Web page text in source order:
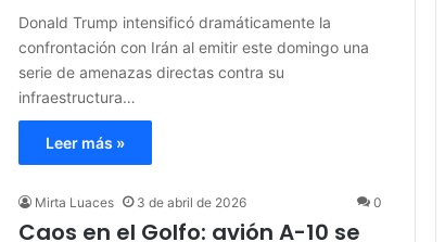
Donald Trump intensificó dramáticamente la
confrontación con Irán al emitir este domingo una
serie de amenazas directas contra su
infraestructura…
Leer más »
Mirta Luaces 3 de abril de 2026 0
Caos en el Golfo: avión A-10 se